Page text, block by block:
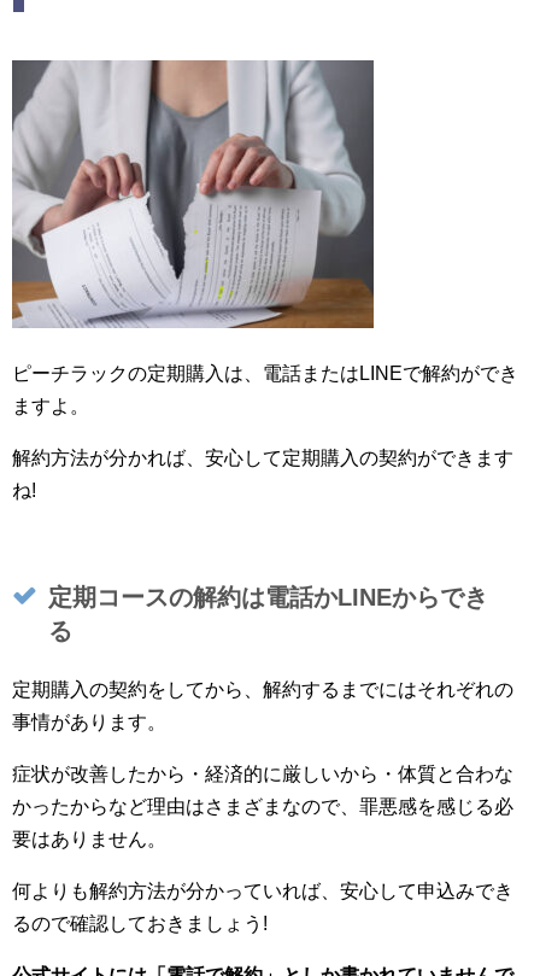
ピーチラックの定期購入は、電話またはLINEで解約ができ
ますよ。
解約方法が分かれば、安心して定期購入の契約ができます
ね!
定期コースの解約は電話かLINEからでき
る
定期購入の契約をしてから、解約するまでにはそれぞれの
事情があります。
症状が改善したから・経済的に厳しいから・体質と合わな
かったからなど理由はさまざまなので、罪悪感を感じる必
要はありません。
何よりも解約方法が分かっていれば、安心して申込みでき
るので確認しておきましょう!